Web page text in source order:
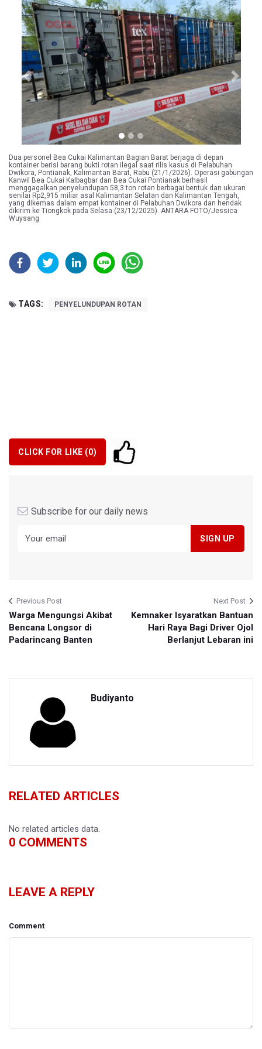
Previous Next
Dua personel Bea Cukai Kalimantan Bagian Barat berjaga di depan
kontainer berisi barang bukti rotan ilegal saat rilis kasus di Pelabuhan
Dwikora, Pontianak, Kalimantan Barat, Rabu (21/1/2026). Operasi gabungan
Kanwil Bea Cukai Kalbagbar dan Bea Cukai Pontianak berhasil
menggagalkan penyelundupan 58,3 ton rotan berbagai bentuk dan ukuran
senilai Rp2,915 miliar asal Kalimantan Selatan dan Kalimantan Tengah,
yang dikemas dalam empat kontainer di Pelabuhan Dwikora dan hendak
dikirim ke Tiongkok pada Selasa (23/12/2025). ANTARA FOTO/Jessica
Wuysang
TAGS: PENYELUNDUPAN ROTAN
CLICK FOR LIKE (0)
Subscribe for our daily news
Previous Post
Warga Mengungsi Akibat
Bencana Longsor di
Padarincang Banten
Next Post
Kemnaker Isyaratkan Bantuan
Hari Raya Bagi Driver Ojol
Berlanjut Lebaran ini
Budiyanto
RELATED ARTICLES
No related articles data.
0 COMMENTS
LEAVE A REPLY
Comment